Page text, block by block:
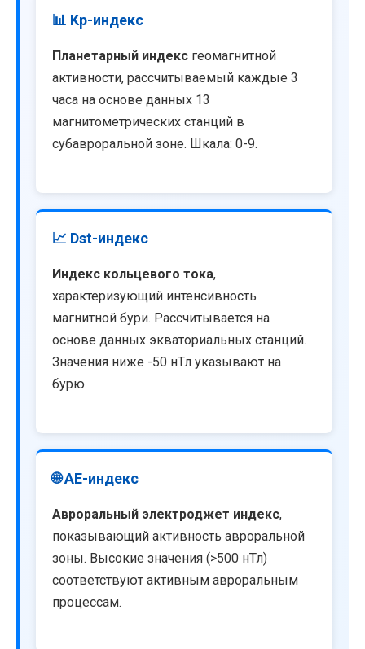
📊 Kp-индекс
Планетарный индекс геомагнитной
активности, рассчитываемый каждые 3
часа на основе данных 13
магнитометрических станций в
субавроральной зоне. Шкала: 0-9.
📈 Dst-индекс
Индекс кольцевого тока,
характеризующий интенсивность
магнитной бури. Рассчитывается на
основе данных экваториальных станций.
Значения ниже -50 нТл указывают на
бурю.
🌐 AE-индекс
Авроральный электроджет индекс,
показывающий активность авроральной
зоны. Высокие значения (>500 нТл)
соответствуют активным авроральным
процессам.